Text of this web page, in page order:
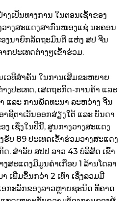
ງເປັນທາງການ ໃນຕອນເຊົ້າຂອງ
ວາງສະແດງສາກົນໜອງແຊ່ ນະຄອນ
ງນາຍົກລັດຖະມົນຕີ ແຫ່ງ ສປ ຈີນ
ກປະເທດຕ່າງໆເຂົ້າຮ່ວມ.
ເວທີສຳຄັນ ໃນການເສີມຂະຫຍາຍ
ງປະເທດ, ເສດຖະກິດ-ການຄ້າ ແລະ
ແລະ ການພັດທະນາ ລະຫວ່າງ ຈີນ
າຊີຕາເວັນອອກສ່ຽງໃຕ້ ແລະ ບັນດາ
ເຊິ່ງໃນປີນີ້, ສູນກາງວາງສະແດງ
ບ 89 ປະເທດເຂົ້າຮ່ວມວາງສະແດງ
. ສຳລັບ ສປປ ລາວ 43 ບໍລິສັດ ​ເຂົ້າ​
ສະ​ແດງມີ​ມູນ​ຄ່າ​ເກືອບ 1 ລ້ານ​ໂດ​ລາ​
ເພີ່ມ​ຂຶ້ນກວ່າ 2 ​ເທົ່າ ເຊິ່ງລວມມີ
ກ​ະລັກ​ຂອງ​ລາວຫຼາຍຊະນິດ ທີ່​ຄາດ​